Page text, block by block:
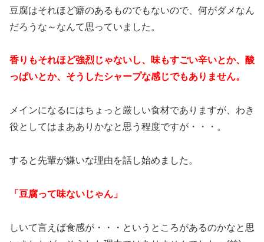
豆腐はそれほど癖のあるものでもないので、何がダメなん
だろうな～なんて思っていました。
香りもそれほど強烈じゃないし、味もすごい辛いとか、酸
っぱいとか、そうしたシャープな感じでもありません。
メインになるにはちょっと厳しい食材でありますが、わき
役としてはまあありかなと思う程度ですが・・・。
すると先輩が嫌いな理由を話し始めました。
「豆腐って味ないじゃん」
しいて言えば食感が・・・というところがあるのかなと思